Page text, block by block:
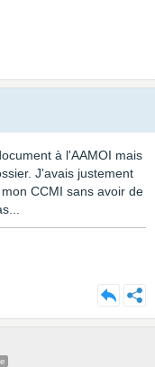
à l'AAMOI mais
J'avais justement
CCMI sans avoir de